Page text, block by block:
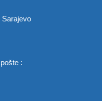
Sarajevo
: